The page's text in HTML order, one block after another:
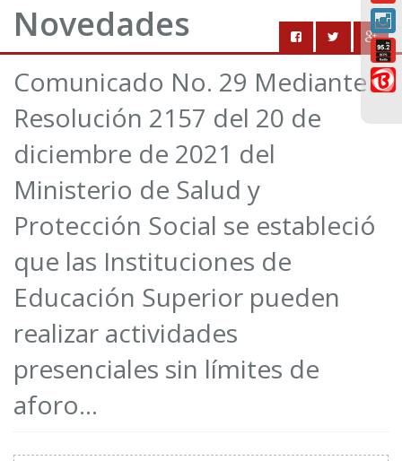
Novedades
Comunicado No. 29 Mediante
Resolución 2157 del 20 de
diciembre de 2021 del
Ministerio de Salud y
Protección Social se estableció
que las Instituciones de
Educación Superior pueden
realizar actividades
presenciales sin límites de
aforo…